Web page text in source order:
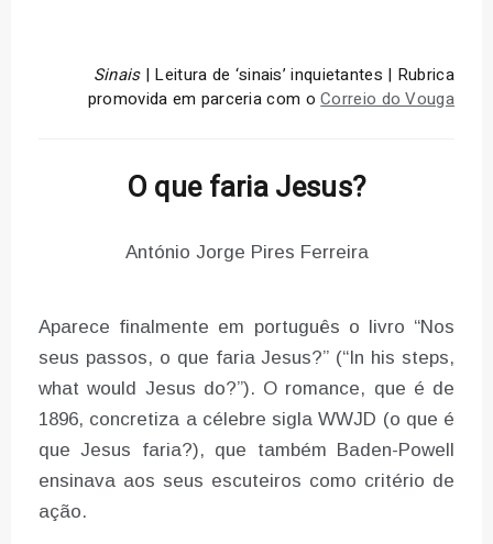
Sinais| Leitura de ‘sinais’ inquietantes | Rubrica
promovida em parceria com oCorreio do Vouga
O que faria Jesus?
António Jorge Pires Ferreira
Aparece finalmente em português o livro “Nos
seus passos, o que faria Jesus?” (“In his steps,
what would Jesus do?”). O romance, que é de
1896, concretiza a célebre sigla WWJD (o que é
que Jesus faria?), que também Baden-Powell
ensinava aos seus escuteiros como critério de
ação.